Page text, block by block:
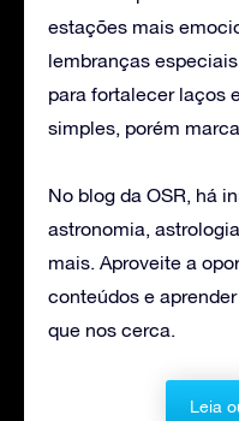
estações mais
lembranças
para fortalecer laços
simples, porém
No blog da OSR, há
astronomia,
mais. Aproveite a
conteúdos e
que nos cerca.
Leia